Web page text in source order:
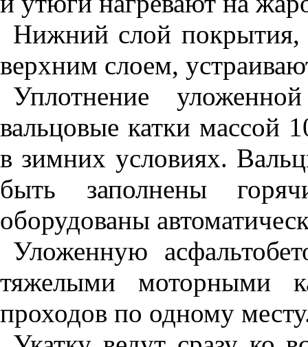
Нижний слой покрытия,
верхним слоем,
Уплотнение
вальцовые катки массой
в зимних условиях.
быть заполнены
оборудованы
Уложенную
тяжелыми моторными
проходов по одному